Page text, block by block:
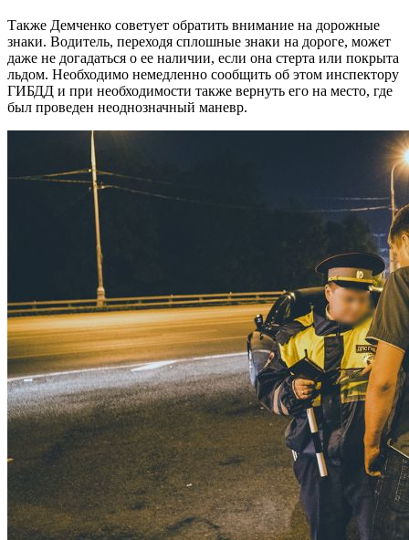
Также Демченко советует обратить внимание на дорожные
знаки. Водитель, переходя сплошные знаки на дороге, может
даже не догадаться о ее наличии, если она стерта или покрыта
льдом. Необходимо немедленно сообщить об этом инспектору
ГИБДД и при необходимости также вернуть его на место, где
был проведен неоднозначный маневр.